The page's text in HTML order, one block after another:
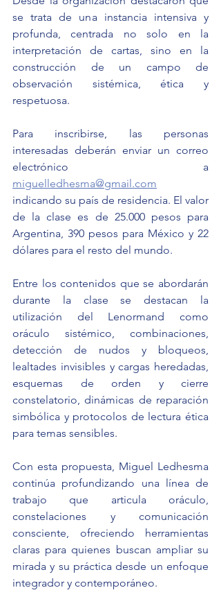
se trata de una instancia intensiva y
profunda, centrada no solo en la
interpretación de cartas, sino en la
construcción de un campo de
observación sistémica, ética y
respetuosa.
Para inscribirse, las personas
interesadas deberán enviar un correo
miguelledhesma@gmail.com
indicando su país de residencia. El valor
de la clase es de 25.000 pesos para
Argentina, 390 pesos para México y 22
dólares para el resto del mundo.
Entre los contenidos que se abordarán
durante la clase se destacan la
utilización del Lenormand como
oráculo sistémico, combinaciones,
detección de nudos y bloqueos,
lealtades invisibles y cargas heredadas,
esquemas de orden y cierre
constelatorio, dinámicas de reparación
simbólica y protocolos de lectura ética
para temas sensibles.
Con esta propuesta, Miguel Ledhesma
continúa profundizando una línea de
trabajo que articula oráculo,
constelaciones y comunicación
consciente, ofreciendo herramientas
claras para quienes buscan ampliar su
mirada y su práctica desde un enfoque
integrador y contemporáneo.